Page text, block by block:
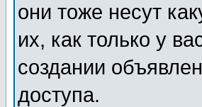
они тоже несут
их, как только у
создании
доступа.